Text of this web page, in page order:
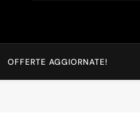
OFFERTE AGGIORNATE!